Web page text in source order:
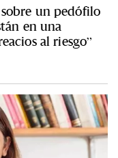
un pedófilo
en una
al riesgo”